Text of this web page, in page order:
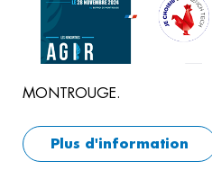
MONTROUGE.
Plus d'information